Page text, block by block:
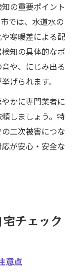
の重要ポイント
では、水道水の
寒暖差による配
知の具体的なポ
や、にじみ出る
げられます。
かに専門業者に
しましょう。特
二次被害につな
が安心・安全な
チェック
意点